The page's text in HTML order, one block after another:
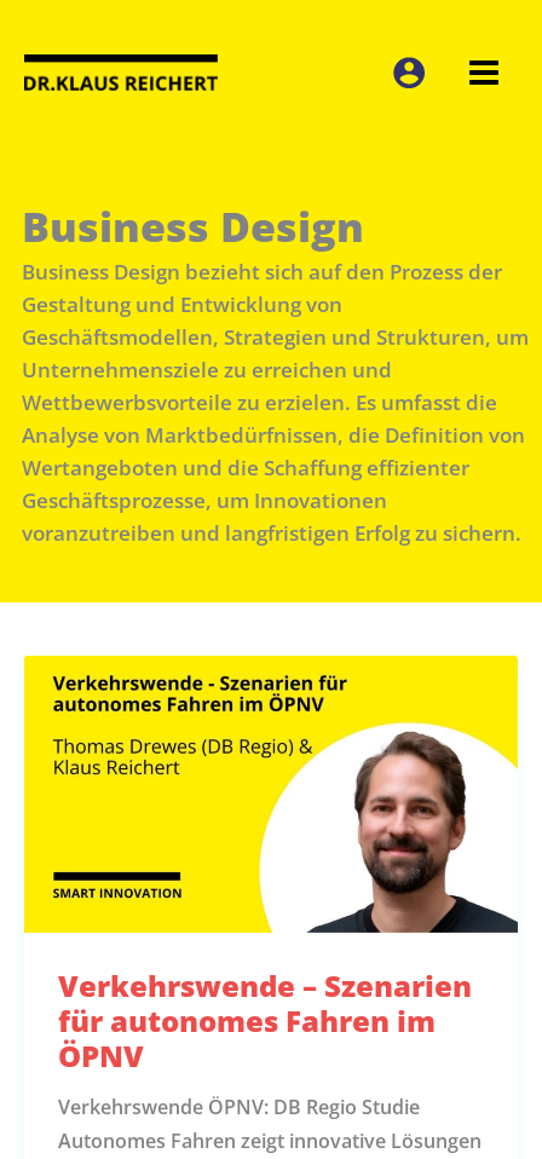
Inhalt
springen
Business Design
Business Design bezieht sich auf den Prozess der
Gestaltung und Entwicklung von
Geschäftsmodellen, Strategien und Strukturen, um
Unternehmensziele zu erreichen und
Wettbewerbsvorteile zu erzielen. Es umfasst die
Analyse von Marktbedürfnissen, die Definition von
Wertangeboten und die Schaffung effizienter
Geschäftsprozesse, um Innovationen
voranzutreiben und langfristigen Erfolg zu sichern.
Verkehrswende – Szenarien
für autonomes Fahren im
ÖPNV
Verkehrswende ÖPNV: DB Regio Studie
Autonomes Fahren zeigt innovative Lösungen